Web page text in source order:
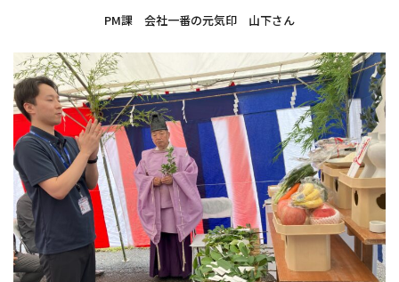
PM課 会社一番の元気印 山下さん